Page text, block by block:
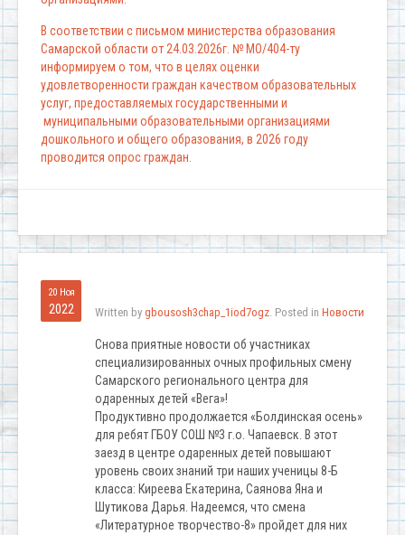
В соответствии с письмом министерства образования
Самарской области от 24.03.2026г. № МО/404-ту
информируем о том, что в целях оценки
удовлетворенности граждан качеством образовательных
услуг, предоставляемых государственными и
муниципальными образовательными организациями
дошкольного и общего образования, в 2026 году
проводится опрос граждан.
20 Ноя
2022 Written by gbousosh3chap_1iod7ogz. Posted in Новости
Снова приятные новости об участниках
специализированных очных профильных смену
Самарского регионального центра для
одаренных детей «Вега»!
Продуктивно продолжается «Болдинская осень»
для ребят ГБОУ СОШ №3 г.о. Чапаевск. В этот
заезд в центре одаренных детей повышают
уровень своих знаний три наших ученицы 8-Б
класса: Киреева Екатерина, Саянова Яна и
Шутикова Дарья. Надеемся, что смена
«Литературное творчество-8» пройдет для них